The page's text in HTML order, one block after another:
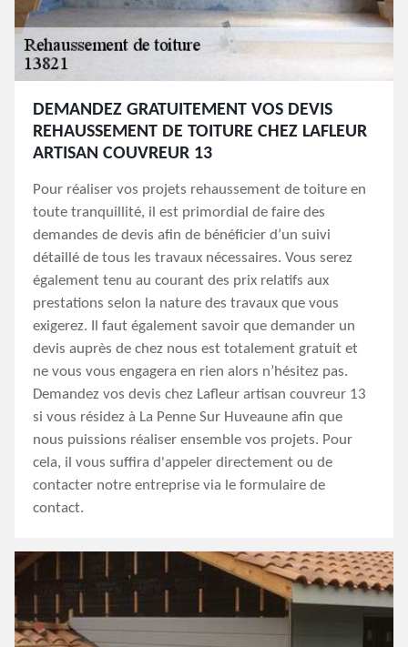
DEMANDEZ GRATUITEMENT VOS DEVIS
REHAUSSEMENT DE TOITURE CHEZ LAFLEUR
ARTISAN COUVREUR 13
Pour réaliser vos projets rehaussement de toiture en
toute tranquillité, il est primordial de faire des
demandes de devis afin de bénéficier d’un suivi
détaillé de tous les travaux nécessaires. Vous serez
également tenu au courant des prix relatifs aux
prestations selon la nature des travaux que vous
exigerez. Il faut également savoir que demander un
devis auprès de chez nous est totalement gratuit et
ne vous vous engagera en rien alors n’hésitez pas.
Demandez vos devis chez Lafleur artisan couvreur 13
si vous résidez à La Penne Sur Huveaune afin que
nous puissions réaliser ensemble vos projets. Pour
cela, il vous suffira d'appeler directement ou de
contacter notre entreprise via le formulaire de
contact.